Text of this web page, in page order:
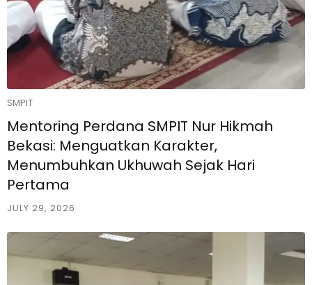
SMPIT
Mentoring Perdana SMPIT Nur Hikmah
Bekasi: Menguatkan Karakter,
Menumbuhkan Ukhuwah Sejak Hari
Pertama
JULY 29, 2026